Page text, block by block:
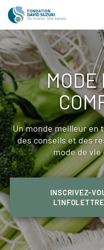
MODE
Un monde meilleur
des conseils et des
mode de vie
INSCRIVEZ-